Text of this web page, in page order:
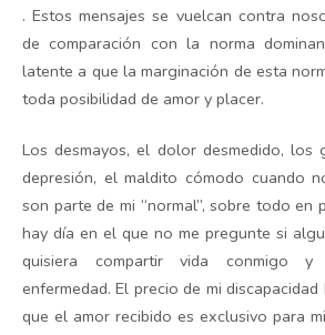
. Estos mensajes se vuelcan contra
de comparación con la norma
latente a que la marginación de esta
toda posibilidad de amor y placer.
Los desmayos, el dolor desmedido,
depresión, el maldito cómodo cuando
son parte de mi “normal”, sobre todo en
hay día en el que no me pregunte si
quisiera compartir vida conmigo
enfermedad. El precio de mi
que el amor recibido es exclusivo para